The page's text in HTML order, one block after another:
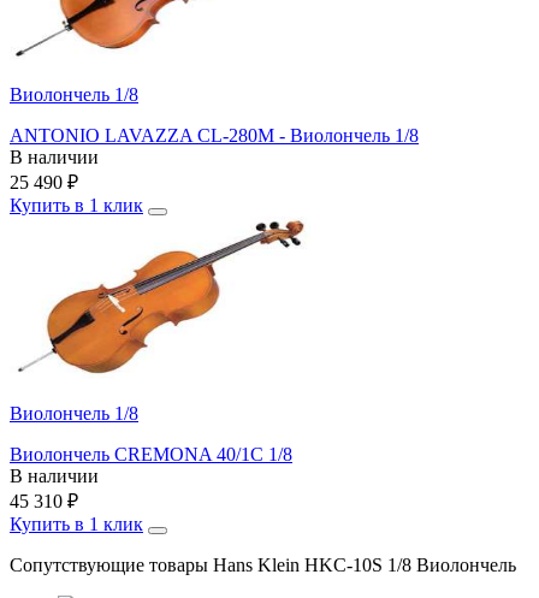
Виолончель 1/8
ANTONIO LAVAZZA CL-280M - Виолончель 1/8
В наличии
25 490 ₽
Купить в 1 клик
Виолончель 1/8
Виолончель CREMONA 40/1C 1/8
В наличии
45 310 ₽
Купить в 1 клик
Сопутствующие товары Hans Klein HKC-10S 1/8 Виолончель